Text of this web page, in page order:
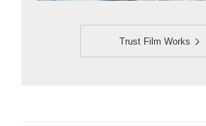
Trust Film Works